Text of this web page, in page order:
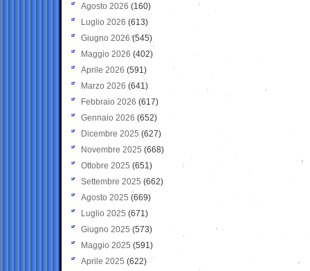
Agosto 2026 (160)
Luglio 2026 (613)
Giugno 2026 (545)
Maggio 2026 (402)
Aprile 2026 (591)
Marzo 2026 (641)
Febbraio 2026 (617)
Gennaio 2026 (652)
Dicembre 2025 (627)
Novembre 2025 (668)
Ottobre 2025 (651)
Settembre 2025 (662)
Agosto 2025 (669)
Luglio 2025 (671)
Giugno 2025 (573)
Maggio 2025 (591)
Aprile 2025 (622)